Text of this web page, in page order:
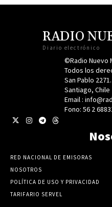
RADIO
Diario electrónico
©Radio Nuevo
Todos los
San Pablo 2271.
Santiago, Chile
Email :
Fono: 56 2
RED NACIONAL DE EMISORAS
NOSOTROS
POLÍTICA DE USO Y PRIVACIDAD
TARIFARIO SERVEL